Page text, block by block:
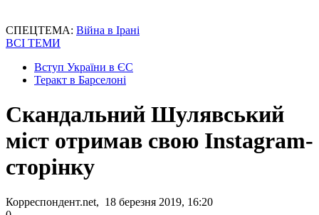
СПЕЦТЕМА: Війна в Ірані
ВСІ ТЕМИ
Вступ України в ЄС
Теракт в Барселоні
Скандальний Шулявський
міст отримав свою Instagram-
сторінку
Корреспондент.net, 18 березня 2019, 16:20